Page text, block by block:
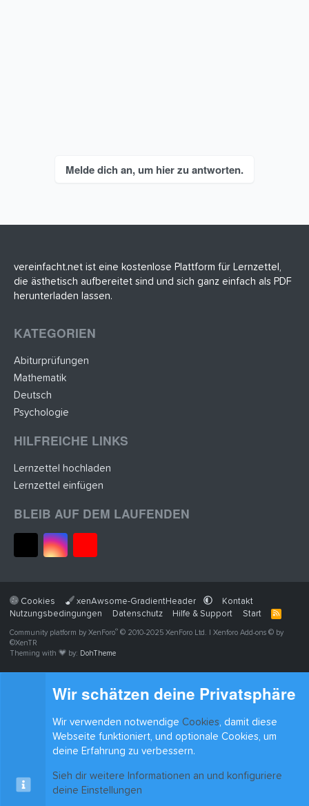
Melde dich an, um hier zu antworten.
vereinfacht.net ist eine kostenlose Plattform für Lernzettel,
die ästhetisch aufbereitet sind und sich ganz einfach als PDF
herunterladen lassen.
KATEGORIEN
Abiturprüfungen
Mathematik
Deutsch
Psychologie
HILFREICHE LINKS
Lernzettel hochladen
Lernzettel einfügen
BLEIB AUF DEM LAUFENDEN
Cookies xenAwsome-GradientHeader
Kontakt
Nutzungsbedingungen
Datenschutz Hilfe & Support Start
R
S
Community platform by XenForo® © 2010-2025 XenForo Ltd. Xenforo Add-ons © by
©XenTR
Theming with
by: DohTheme
Wir schätzen deine Privatsphäre
Wir verwenden notwendige Cookies , damit diese
Webseite funktioniert, und optionale Cookies, um
deine Erfahrung zu verbessern.
Sieh dir weitere Informationen an und konfiguriere
deine Einstellungen